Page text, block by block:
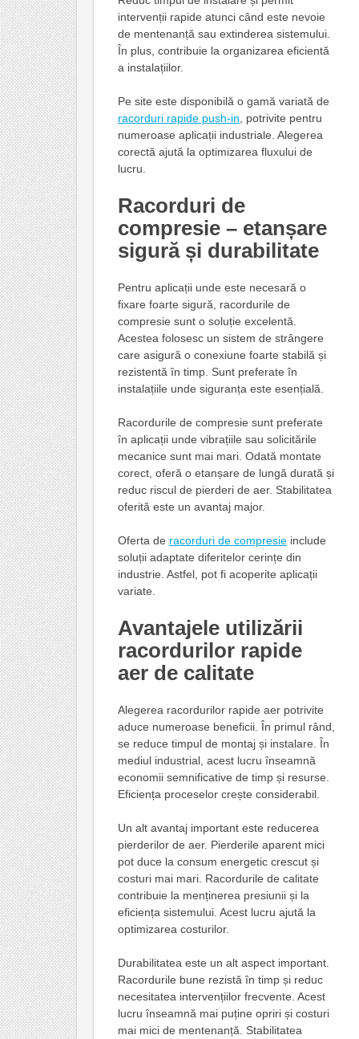
intervenții rapide atunci când este nevoie
de mentenanță sau extinderea sistemului.
În plus, contribuie la organizarea eficientă
a instalațiilor.
Pe site este disponibilă o gamă variată de
racorduri rapide push-in, potrivite pentru
numeroase aplicații industriale. Alegerea
corectă ajută la optimizarea fluxului de
lucru.
Racorduri de
compresie – etanșare
sigură și durabilitate
Pentru aplicații unde este necesară o
fixare foarte sigură, racordurile de
compresie sunt o soluție excelentă.
Acestea folosesc un sistem de strângere
care asigură o conexiune foarte stabilă și
rezistentă în timp. Sunt preferate în
instalațiile unde siguranța este esențială.
Racordurile de compresie sunt preferate
în aplicații unde vibrațiile sau solicitările
mecanice sunt mai mari. Odată montate
corect, oferă o etanșare de lungă durată și
reduc riscul de pierderi de aer. Stabilitatea
oferită este un avantaj major.
Oferta de racorduri de compresieinclude
soluții adaptate diferitelor cerințe din
industrie. Astfel, pot fi acoperite aplicații
variate.
Avantajele utilizării
racordurilor rapide
aer de calitate
Alegerea racordurilor rapide aer potrivite
aduce numeroase beneficii. În primul rând,
se reduce timpul de montaj și instalare. În
mediul industrial, acest lucru înseamnă
economii semnificative de timp și resurse.
Eficiența proceselor crește considerabil.
Un alt avantaj important este reducerea
pierderilor de aer. Pierderile aparent mici
pot duce la consum energetic crescut și
costuri mai mari. Racordurile de calitate
contribuie la menținerea presiunii și la
eficiența sistemului. Acest lucru ajută la
optimizarea costurilor.
Durabilitatea este un alt aspect important.
Racordurile bune rezistă în timp și reduc
necesitatea intervențiilor frecvente. Acest
lucru înseamnă mai puține opriri și costuri
mai mici de mentenanță. Stabilitatea